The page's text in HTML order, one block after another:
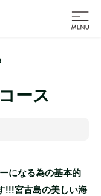
ース
になる為の基本的
!!!宮古島の美しい海